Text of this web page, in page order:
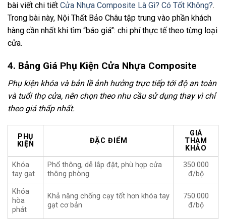
bài viết chi tiết Cửa Nhựa Composite Là Gì? Có Tốt Không?.
Trong bài này, Nội Thất Bảo Châu tập trung vào phần khách
hàng cần nhất khi tìm “báo giá”: chi phí thực tế theo từng loại
cửa.
4. Bảng Giá Phụ Kiện Cửa Nhựa Composite
Phụ kiện khóa và bản lề ảnh hưởng trực tiếp tới độ an toàn
và tuổi thọ cửa, nên chọn theo nhu cầu sử dụng thay vì chỉ
theo giá thấp nhất.
PHỤ
KIỆN
ĐẶC ĐIỂM
GIÁ
THAM
KHẢO
Khóa
tay gạt
Phổ thông, dễ lắp đặt, phù hợp cửa
thông phòng
350.000
đ/bộ
Khóa
hòa
phát
Khả năng chống cạy tốt hơn khóa tay
gạt cơ bản
750.000
đ/bộ